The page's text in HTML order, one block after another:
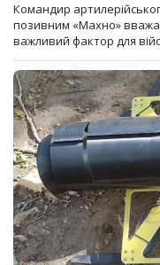
Командир
позивним «Махно»
важливий фактор для